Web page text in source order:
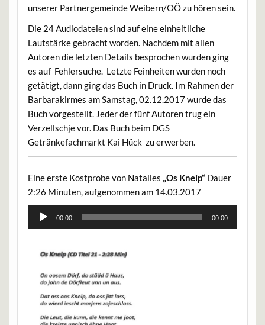
unserer Partnergemeinde Weibern/OÖ zu hören sein.
Die 24 Audiodateien sind auf eine einheitliche
Lautstärke gebracht worden. Nachdem mit allen
Autoren die letzten Details besprochen wurden ging
es auf Fehlersuche. Letzte Feinheiten wurden noch
getätigt, dann ging das Buch in Druck. Im Rahmen der
Barbarakirmes am Samstag, 02.12.2017 wurde das
Buch vorgestellt. Jeder der fünf Autoren trug ein
Verzellschje vor. Das Buch beim DGS
Getränkefachmarkt Kai Hück zu erwerben.
Eine erste Kostprobe von Natalies „Os Kneip“ Dauer
2:26 Minuten, aufgenommen am 14.03.2017
Audio-
00:00 00:00